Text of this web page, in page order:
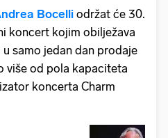
Bocelli održat će 30.
koncert kojim obilježava
samo jedan dan prodaje
više od pola kapaciteta
koncerta Charm